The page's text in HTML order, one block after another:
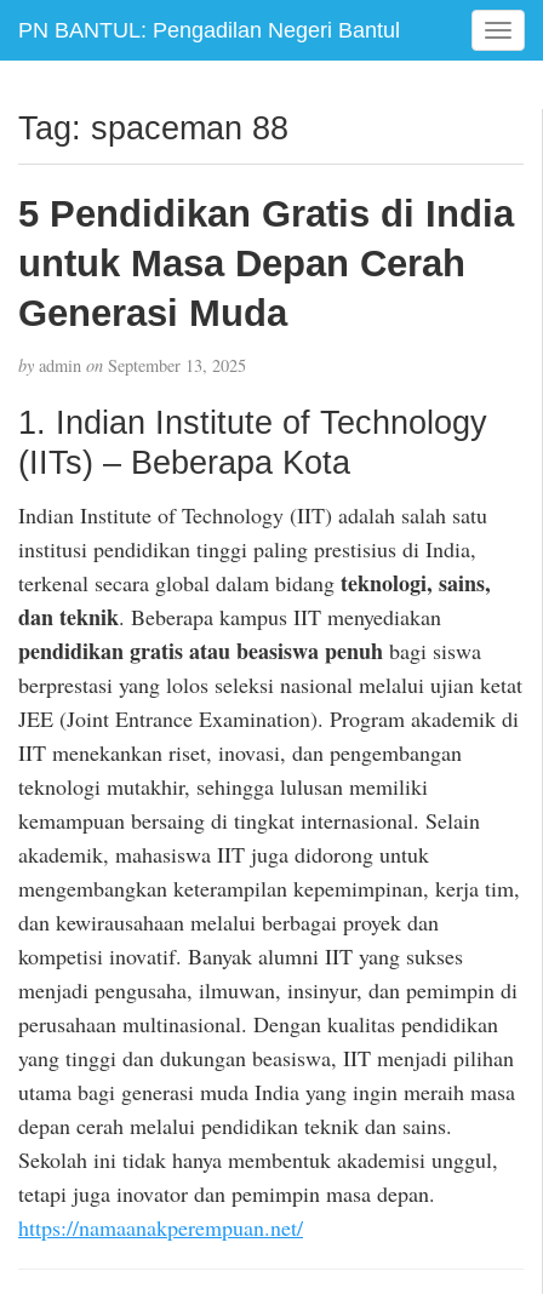
PN BANTUL: Pengadilan Negeri Bantul
T
o
e
a
Tag: spaceman 88
5 Pendidikan Gratis di India
untuk Masa Depan Cerah
Generasi Muda
by admin on September 13, 2025
1. Indian Institute of Technology
(IITs) – Beberapa Kota
Indian Institute of Technology (IIT) adalah salah satu
institusi pendidikan tinggi paling prestisius di India,
terkenal secara global dalam bidang teknologi, sains,
dan teknik. Beberapa kampus IIT menyediakan
pendidikan gratis atau beasiswa penuh bagi siswa
berprestasi yang lolos seleksi nasional melalui ujian ketat
JEE (Joint Entrance Examination). Program akademik di
IIT menekankan riset, inovasi, dan pengembangan
teknologi mutakhir, sehingga lulusan memiliki
kemampuan bersaing di tingkat internasional. Selain
akademik, mahasiswa IIT juga didorong untuk
mengembangkan keterampilan kepemimpinan, kerja tim,
dan kewirausahaan melalui berbagai proyek dan
kompetisi inovatif. Banyak alumni IIT yang sukses
menjadi pengusaha, ilmuwan, insinyur, dan pemimpin di
perusahaan multinasional. Dengan kualitas pendidikan
yang tinggi dan dukungan beasiswa, IIT menjadi pilihan
utama bagi generasi muda India yang ingin meraih masa
depan cerah melalui pendidikan teknik dan sains.
Sekolah ini tidak hanya membentuk akademisi unggul,
tetapi juga inovator dan pemimpin masa depan.
https://namaanakperempuan.net/